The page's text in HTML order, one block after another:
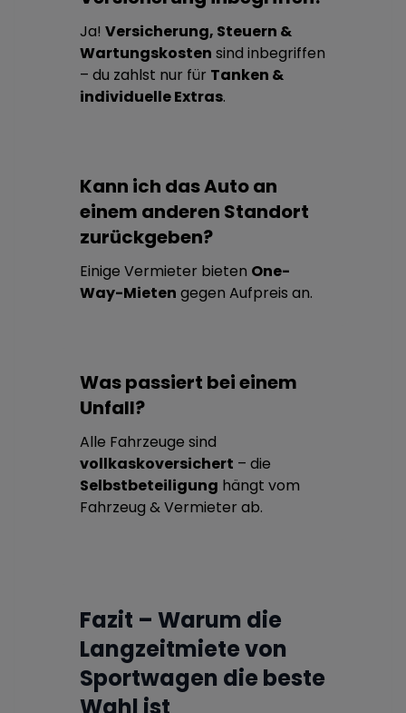
Ja! Versicherung, Steuern &
Wartungskosten sind inbegriffen
– du zahlst nur für Tanken &
individuelle Extras.
Kann ich das Auto an
einem anderen Standort
zurückgeben?
Einige Vermieter bieten One-
Way-Mieten gegen Aufpreis an.
Was passiert bei einem
Unfall?
Alle Fahrzeuge sind
vollkaskoversichert – die
Selbstbeteiligung hängt vom
Fahrzeug & Vermieter ab.
Fazit – Warum die
Langzeitmiete von
Sportwagen die beste